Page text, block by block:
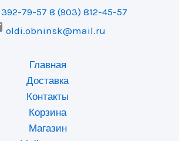
79-57 8 (903) 812-45-57
oldi.obninsk@mail.ru
Главная
Доставка
Контакты
Корзина
Магазин